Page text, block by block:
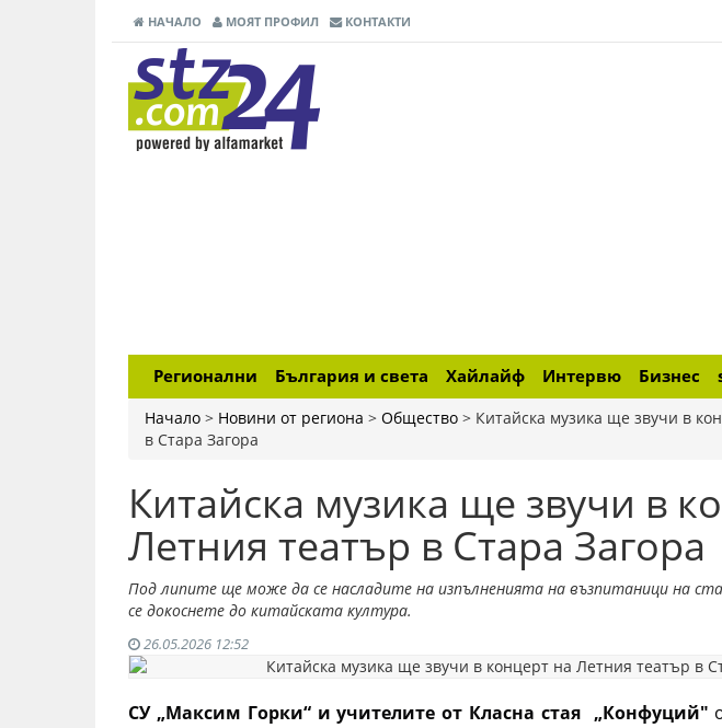
НАЧАЛО МОЯТ ПРОФИЛ КОНТАКТИ
Регионални България и света Хайлайф Интервю Бизнес
Начало > Новини от региона > Общество > Китайска музика ще звучи в
в Стара Загора
Китайска музика ще звучи в
Летния театър в Стара Загора
Под липите ще може да се насладите на изпълненията на възпитаници на
се докоснете до китайската култура.
26.05.2026 12:52
СУ „Максим Горки“ и учителите от Класна стая „Конфуций"